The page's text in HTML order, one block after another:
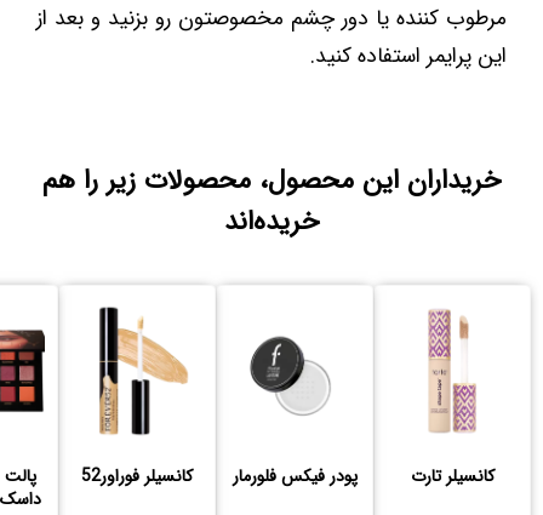
مرطوب کننده یا دور چشم مخصوصتون رو بزنید و بعد از
این پرایمر استفاده کنید.
خریداران این محصول، محصولات زیر را هم
خریده‌اند
کانسیلر تارت پودر فیکس فلورمار کانسیلر فوراور52